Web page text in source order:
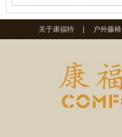
关于康福特 户外藤椅